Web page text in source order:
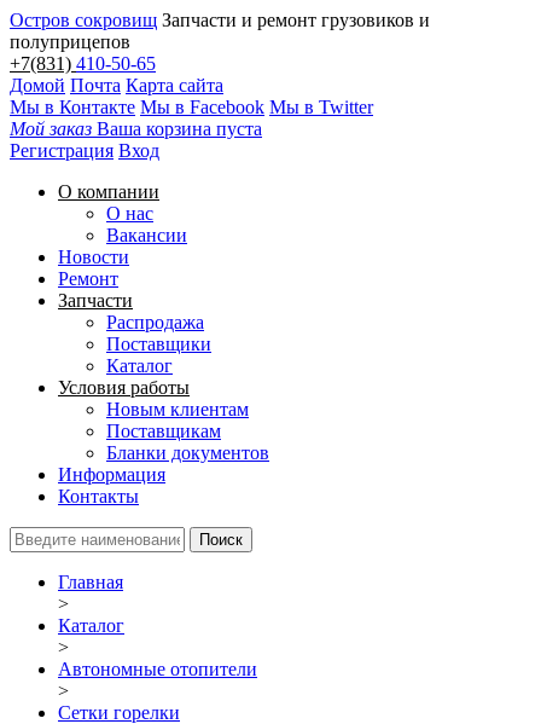
Остров сокровищ Запчасти и ремонт грузовиков и
полуприцепов
+7(831) 410-50-65
Домой Почта Карта сайта
Мы в Контакте Мы в Facebook Мы в Twitter
Мой заказ Ваша корзина пуста
Регистрация Вход
О компании
О нас
Вакансии
Новости
Ремонт
Запчасти
Распродажа
Поставщики
Каталог
Условия работы
Новым клиентам
Поставщикам
Бланки документов
Информация
Контакты
Главная
>
Каталог
>
Автономные отопители
>
Сетки горелки